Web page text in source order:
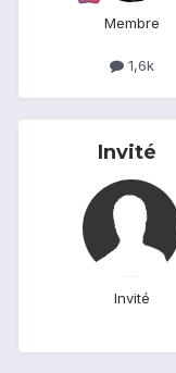
Membre
1,6k
Invité
Invité